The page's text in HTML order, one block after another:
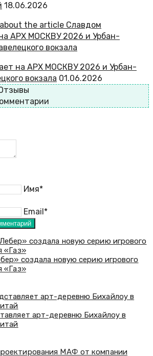
18.06.2026
на АРХ МОСКВУ 2026 и Урбан-
вокзала 01.06.2026
Имя*
Email*
создала новую серию игрового
«Газ»
арт-деревню Бихайлоу в